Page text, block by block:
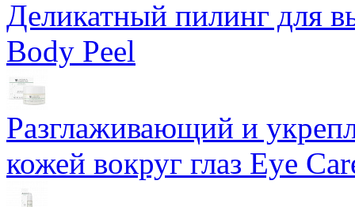
Деликатный пилинг для
Body Peel
Разглаживающий и
кожей вокруг глаз Eye